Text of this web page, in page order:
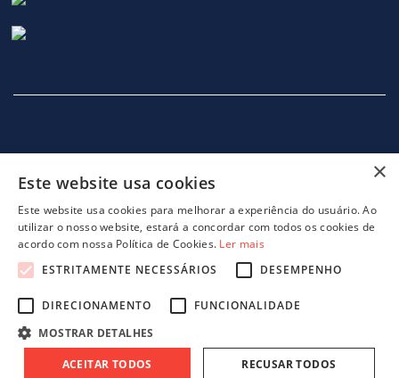
INÍCIO EMPRESA SERVIÇOS
projeto 46082 - GreenShoes 4.0 projeto 38470 - ADDITIVE.PIM
×
Este website usa cookies
Este website usa cookies para melhorar a experiência do usuário. Ao
utilizar o nosso website, estará a concordar com todos os cookies de
acordo com nossa Política de Cookies. Ler mais
ESTRITAMENTE NECESSÁRIOS
DESEMPENHO
DIRECIONAMENTO
FUNCIONALIDADE
MOSTRAR DETALHES
ACEITAR TODOS RECUSAR TODOS